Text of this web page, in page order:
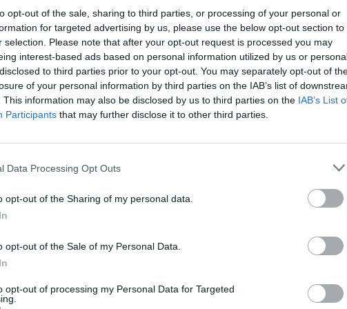
opt-out of the sale, sharing to third parties, or processing of your personal or
for targeted advertising by us, please use the below opt-out section to
selection. Please note that after your opt-out request is processed you may
interest-based ads based on personal information utilized by us or
to third parties prior to your opt-out. You may separately opt-out of
of your personal information by third parties on the IAB’s list of
This information may also be disclosed by us to third parties on the IAB’s List
Participants that may further disclose it to other third parties.
Data Processing Opt Outs
opt-out of the Sharing of my personal data.
opt-out of the Sale of my Personal Data.
opt-out of processing my Personal Data for Targeted
Castillejo (getty)
Castillejoè salito a quattro reti stagionali,
da Kessie e due da Suso. Tutto
per lo spagnolo, che dopo un inizio
diventando il vero jolly offensivo di Gattuso.
di necessità, via via l'ex Villarreal ha iniziato
ruoli offensivi. E dopo
contro i ducali.
oltre che per la rapidità e la capacità di
fase difficile, in cui il gioco latita, Gattuso lo
nella fase centrale della stagione ormai
accendere la miccia con giocate
e
di
la